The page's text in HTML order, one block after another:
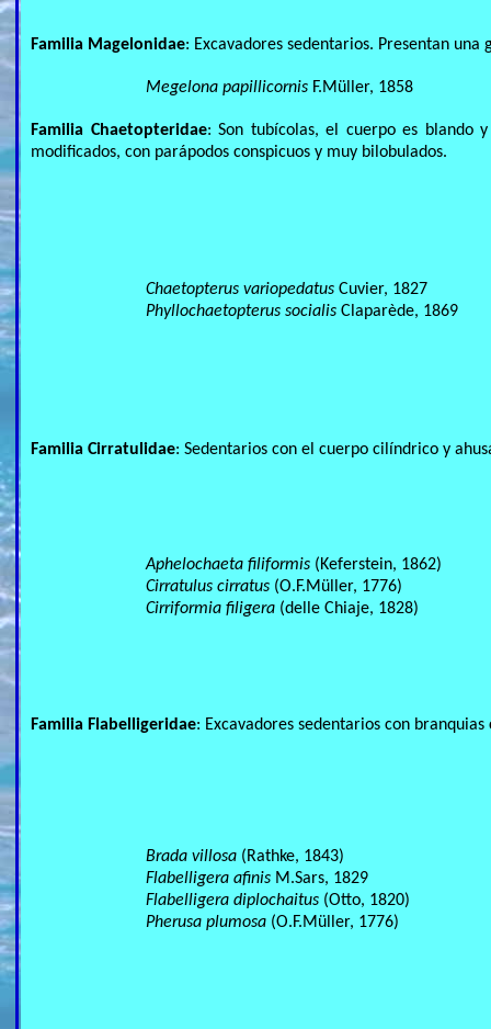
Familia Magelonidae: Excavadores sedentarios. Presentan
Megelona papillicornis F.Müller, 1858
Familia Chaetopteridae: Son tubícolas, el cuerpo es blando
modificados, con parápodos conspicuos y muy bilobulados.
Chaetopterus variopedatus Cuvier, 1827
Phyllochaetopterus socialis Claparède, 1869
Familia Cirratulidae: Sedentarios con el cuerpo cilíndrico y
Aphelochaeta filiformis (Keferstein, 1862)
Cirratulus cirratus (O.F.Müller, 1776)
Cirriformia filigera (delle Chiaje, 1828)
Familia Flabelligeridae: Excavadores sedentarios con
Brada villosa (Rathke, 1843)
Flabelligera afinis M.Sars, 1829
Flabelligera diplochaitus (Otto, 1820)
Pherusa plumosa (O.F.Müller, 1776)